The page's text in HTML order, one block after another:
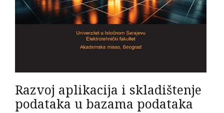
Razvoj aplikacija i skladištenje
podataka u bazama podataka